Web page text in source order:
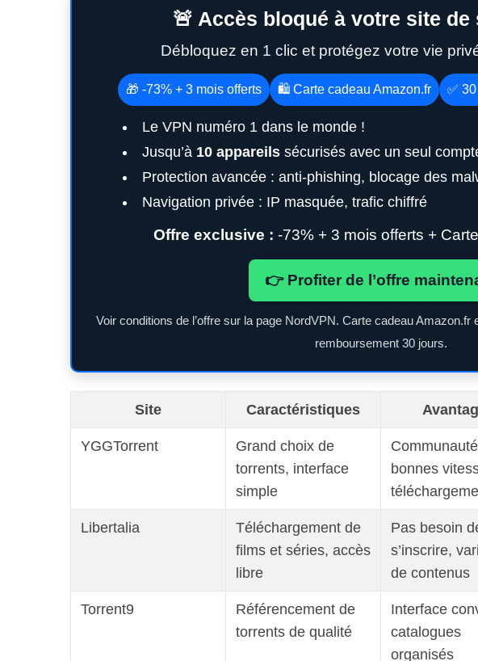
🚨 Accès bloqué à votre site de
Débloquez en 1 clic et protégez votre vie
🎁 -73% + 3 mois offerts 🛍️ Carte cadeau Amazon.fr ✅
Le VPN numéro 1 dans le monde !
Jusqu’à 10 appareils sécurisés avec un seul
Protection avancée : anti-phishing, blocage des
Navigation privée : IP masquée, trafic chiffré
Offre exclusive : -73% + 3 mois offerts +
👉 Profiter de l’offre
Voir conditions de l’offre sur la page NordVPN. Carte cadeau
remboursement 30 jours.
Site Caractéristiques
YGGTorrent
Grand choix de
torrents, interface
simple
bonnes
Libertalia
Téléchargement de
films et séries, accès
libre
Pas besoin
s’inscrire,
de contenus
Torrent9
Référencement de
torrents de qualité
Interface
catalogues
organisés